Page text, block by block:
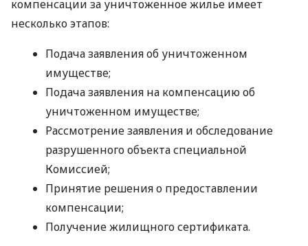
компенсации за уничтоженное жилье имеет
несколько этапов:
Подача заявления об уничтоженном
имуществе;
Подача заявления на компенсацию об
уничтоженном имуществе;
Рассмотрение заявления и обследование
разрушенного объекта специальной
Комиссией;
Принятие решения о предоставлении
компенсации;
Получение жилищного сертификата.